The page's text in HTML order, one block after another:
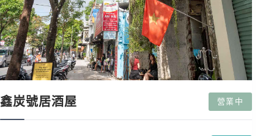
鑫炭號居酒屋 營業中